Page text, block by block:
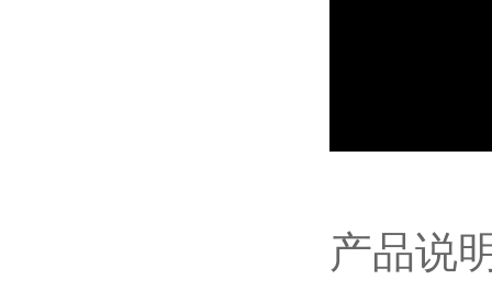
产品说